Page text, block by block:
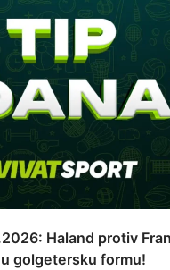
Haland protiv
golgetersku formu!